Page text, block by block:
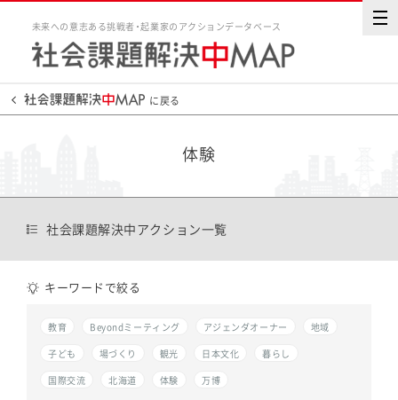
未来への意志ある挑戦者・起業家のアクションデータベース
に戻る
体験
社会課題解決中アクション一覧
キーワードで絞る
教育 Beyondミーティング アジェンダオーナー
地域
子ども
場づくり 観光 日本文化
暮らし
国際交流
北海道 体験 万博